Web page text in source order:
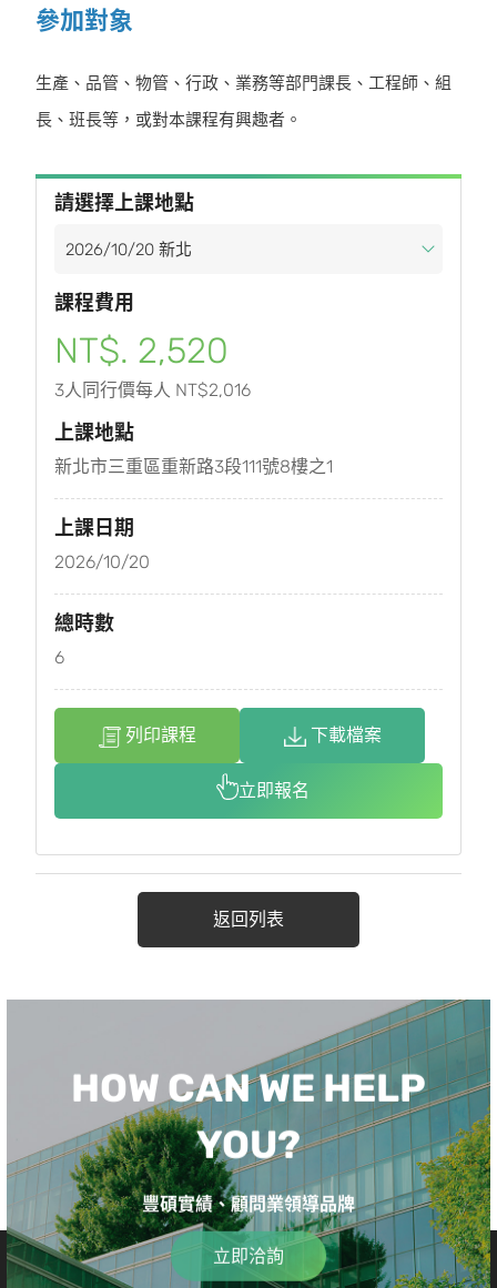
參加對象
生產、品管、物管、行政、業務等部門課長、工程師、組
長、班長等，或對本課程有興趣者。
請選擇上課地點
課程費用
NT$. 2,520
3人同行價每人 NT$2,016
上課地點
新北市三重區重新路3段111號8樓之1
上課日期
2026/10/20
總時數
6
列印課程 下載檔案
立即報名
返回列表
HOW CAN WE HELP
YOU?
豐碩實績、顧問業領導品牌
立即洽詢